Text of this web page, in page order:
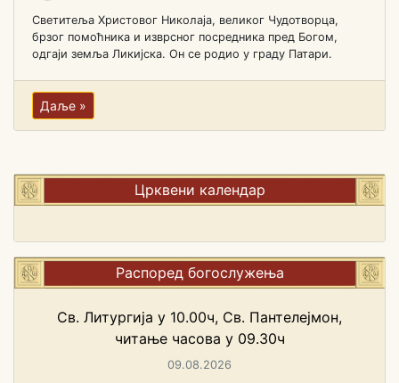
Светитеља Христовог Николаја, великог Чудотворца,
брзог помоћника и изврсног посредника пред Богом,
одгаји земља Ликијска. Он се родио у граду Патари.
Даље »
Црквени календар
Распоред богослужења
Св. Литургија у 10.00ч, Св. Пантелејмон,
читање часова у 09.30ч
09.08.2026